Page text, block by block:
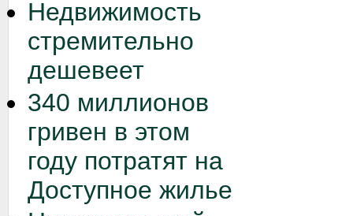
Недвижимость
стремительно
дешевеет
340 миллионов
гривен в этом
году потратят на
Доступное жилье